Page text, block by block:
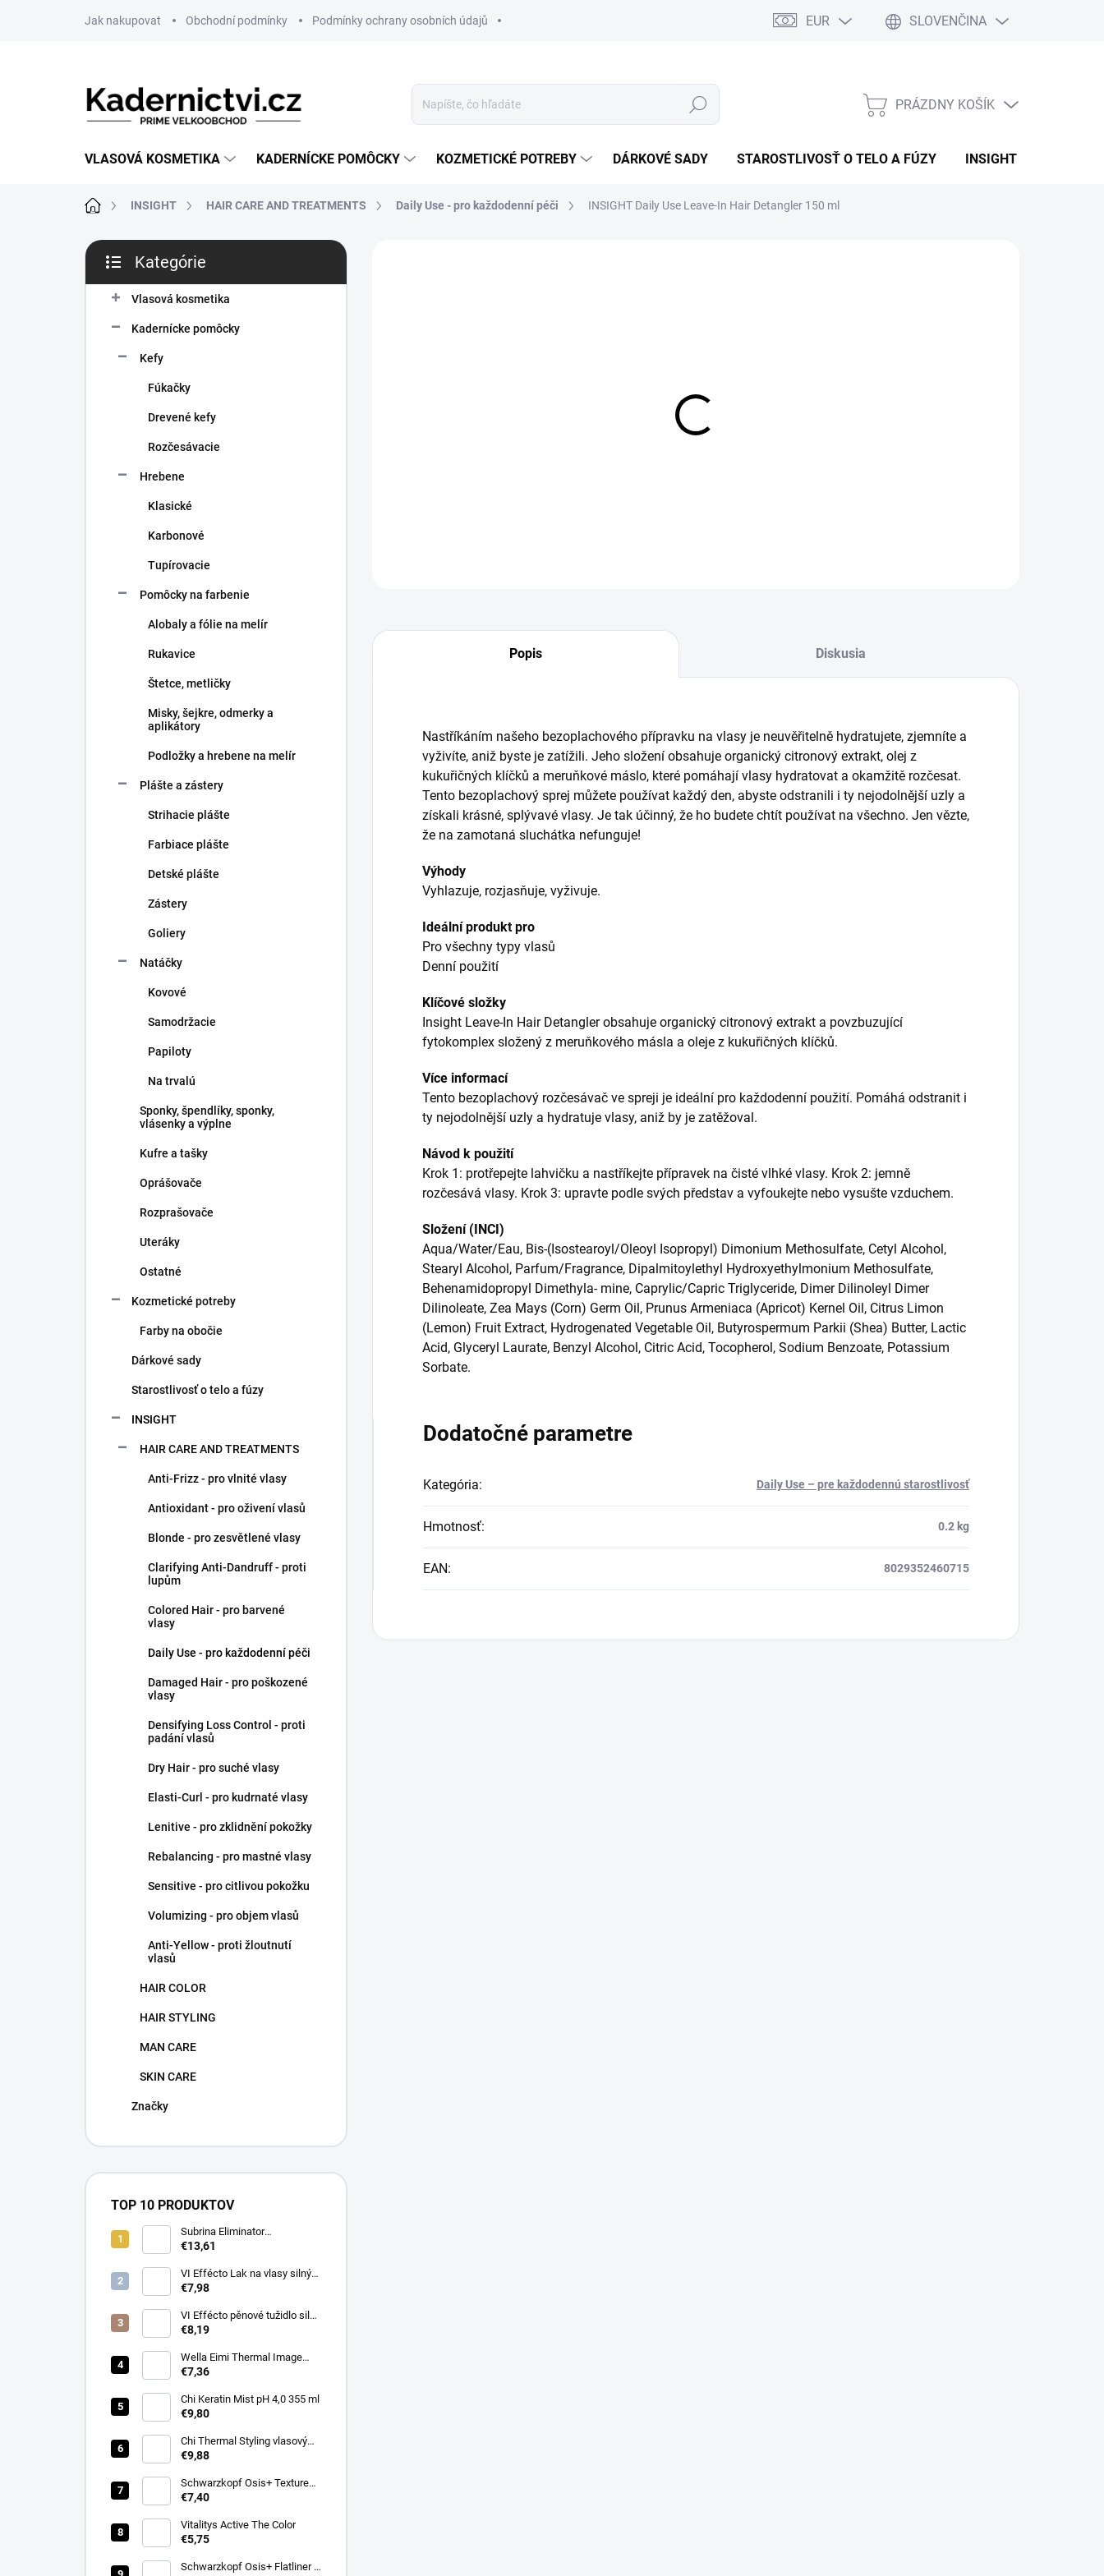
Jak nakupovat Obchodní podmínky Podmínky ochrany osobních údajů EUR SLOVENČINA
Hľadať
NÁKUPNÝ
PRÁZDNY KOŠÍK
VLASOVÁ KOSMETIKA KADERNÍCKE POMÔCKY KOZMETICKÉ POTREBY DÁRKOVÉ SADY STAROSTLIVOSŤ O TELO A FÚZY INSIGHT
DomovINSIGHT HAIR CARE AND TREATMENTS Daily Use - pro každodenní péči INSIGHT Daily Use Leave-In Hair Detangler 150 ml
B
č
kategórie
Kategórie
Vlasová kosmetika
Kadernícke pomôcky
Kefy
Fúkačky
Drevené kefy
Rozčesávacie
Hrebene
Klasické
Karbonové
Tupírovacie
Pomôcky na farbenie
Alobaly a fólie na melír
Rukavice
Štetce, metličky
Misky, šejkre, odmerky a
aplikátory
Podložky a hrebene na melír
Plášte a zástery
Strihacie plášte
Farbiace plášte
Detské plášte
Zástery
Goliery
Natáčky
Kovové
Samodržacie
Papiloty
Na trvalú
Sponky, špendlíky, sponky,
vlásenky a výplne
Kufre a tašky
Oprášovače
Rozprašovače
Uteráky
Ostatné
Kozmetické potreby
Farby na obočie
Dárkové sady
Starostlivosť o telo a fúzy
INSIGHT
HAIR CARE AND TREATMENTS
Anti-Frizz - pro vlnité vlasy
Antioxidant - pro oživení vlasů
Blonde - pro zesvětlené vlasy
Clarifying Anti-Dandruff - proti
lupům
Colored Hair - pro barvené
vlasy
Daily Use - pro každodenní péči
Damaged Hair - pro poškozené
vlasy
Densifying Loss Control - proti
padání vlasů
Dry Hair - pro suché vlasy
Elasti-Curl - pro kudrnaté vlasy
Lenitive - pro zklidnění pokožky
Rebalancing - pro mastné vlasy
Sensitive - pro citlivou pokožku
Volumizing - pro objem vlasů
Anti-Yellow - proti žloutnutí
vlasů
HAIR COLOR
HAIR STYLING
MAN CARE
SKIN CARE
Značky
TOP 10 PRODUKTOV
Subrina Eliminator
odstraňovač barvy 2 x 100 ml
€13,61
VI Effécto Lak na vlasy silný
500 ml
€7,98
VI Effécto pěnové tužidlo silné
250 ml
€8,19
Wella Eimi Thermal Image
150 ml
€7,36
Chi Keratin Mist pH 4,0 355 ml
€9,80
Chi Thermal Styling vlasový
sprej pro lesk Shine Infusion
€9,88
Schwarzkopf Osis+ Texture
Thrill stylingová vláknitá guma
€7,40
Vitalitys Active The Color
€5,75
Schwarzkopf Osis+ Flatliner –
Popis Diskusia
Nastříkáním našeho bezoplachového přípravku na vlasy je neuvěřitelně hydratujete, zjemníte a
vyživíte, aniž byste je zatížili. Jeho složení obsahuje organický citronový extrakt, olej z
kukuřičných klíčků a meruňkové máslo, které pomáhají vlasy hydratovat a okamžitě rozčesat.
Tento bezoplachový sprej můžete používat každý den, abyste odstranili i ty nejodolnější uzly a
získali krásné, splývavé vlasy. Je tak účinný, že ho budete chtít používat na všechno. Jen vězte,
že na zamotaná sluchátka nefunguje!
Výhody
Vyhlazuje, rozjasňuje, vyživuje.
Ideální produkt pro
Pro všechny typy vlasů
Denní použití
Klíčové složky
Insight Leave-In Hair Detangler obsahuje organický citronový extrakt a povzbuzující
fytokomplex složený z meruňkového másla a oleje z kukuřičných klíčků.
Více informací
Tento bezoplachový rozčesávač ve spreji je ideální pro každodenní použití. Pomáhá odstranit i
ty nejodolnější uzly a hydratuje vlasy, aniž by je zatěžoval.
Návod k použití
Krok 1: protřepejte lahvičku a nastříkejte přípravek na čisté vlhké vlasy. Krok 2: jemně
rozčesává vlasy. Krok 3: upravte podle svých představ a vyfoukejte nebo vysušte vzduchem.
Složení (INCI)
Aqua/Water/Eau, Bis-(Isostearoyl/Oleoyl Isopropyl) Dimonium Methosulfate, Cetyl Alcohol,
Stearyl Alcohol, Parfum/Fragrance, Dipalmitoylethyl Hydroxyethylmonium Methosulfate,
Behenamidopropyl Dimethyla- mine, Caprylic/Capric Triglyceride, Dimer Dilinoleyl Dimer
Dilinoleate, Zea Mays (Corn) Germ Oil, Prunus Armeniaca (Apricot) Kernel Oil, Citrus Limon
(Lemon) Fruit Extract, Hydrogenated Vegetable Oil, Butyrospermum Parkii (Shea) Butter, Lactic
Acid, Glyceryl Laurate, Benzyl Alcohol, Citric Acid, Tocopherol, Sodium Benzoate, Potassium
Sorbate.
Dodatočné parametre
Kategória: Daily Use – pre každodennú starostlivosť
Hmotnosť: 0.2 kg
EAN: 8029352460715